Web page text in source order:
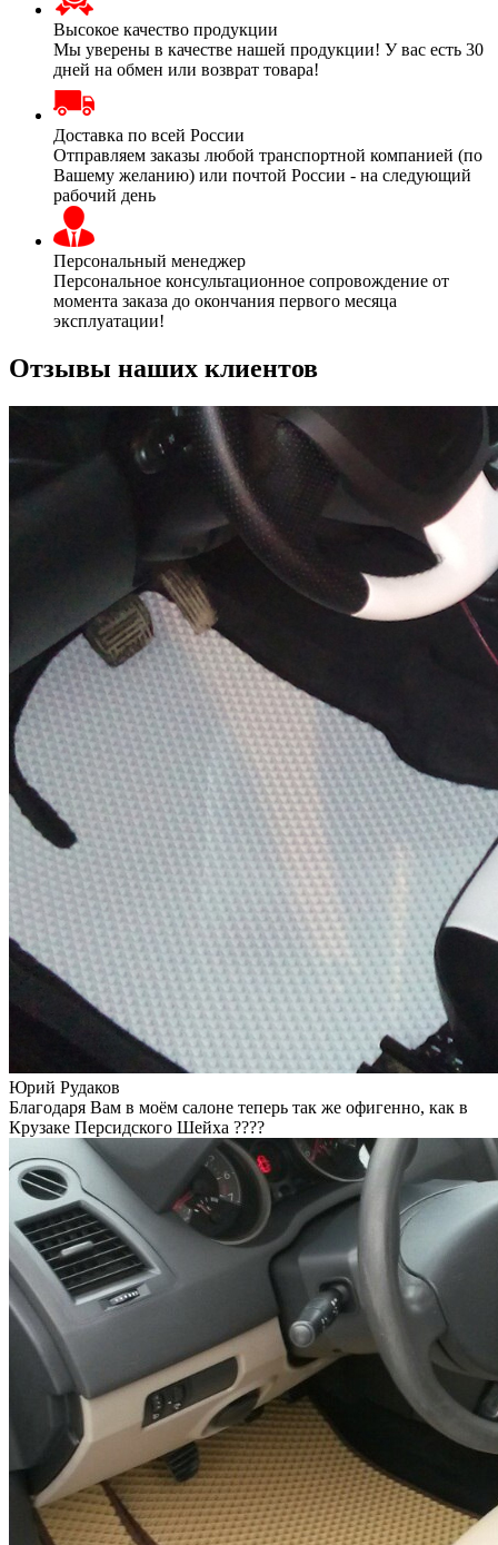
Высокое качество продукции
Мы уверены в качестве нашей продукции! У вас есть 30
дней на обмен или возврат товара!
Доставка по всей России
Отправляем заказы любой транспортной компанией (по
Вашему желанию) или почтой России - на следующий
рабочий день
Персональный менеджер
Персональное консультационное сопровождение от
момента заказа до окончания первого месяца
эксплуатации!
Отзывы наших клиентов
Юрий Рудаков
Благодаря Вам в моём салоне теперь так же офигенно, как в
Крузаке Персидского Шейха ????